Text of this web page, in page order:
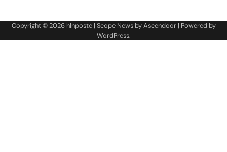
Copyright © 2026 hlnposte| Scope News byAscendoor| Powered by
WordPress.